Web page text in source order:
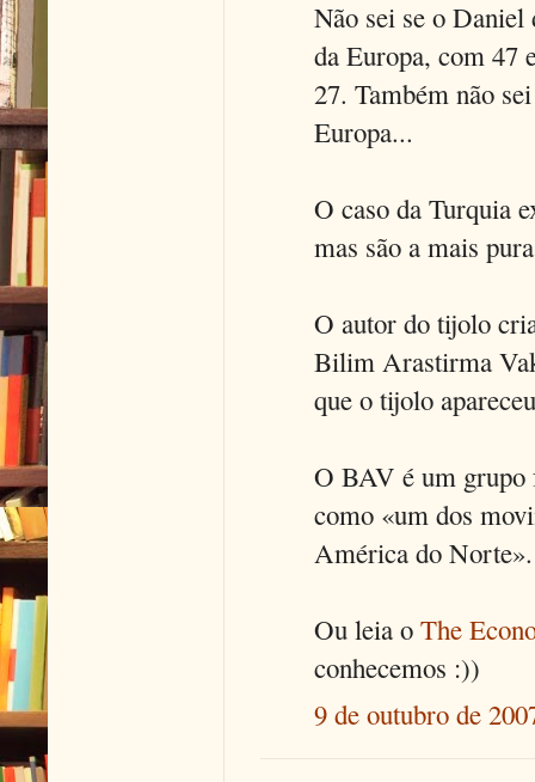
Não sei se o Daniel
da Europa, com 47
27. Também não
Europa...
O caso da Turquia
mas são a mais
O autor do tijolo
Bilim Arastirma
que o tijolo
O BAV é um grupo
como «um dos
América do Norte».
Ou leia o The
conhecemos :))
9 de outubro de